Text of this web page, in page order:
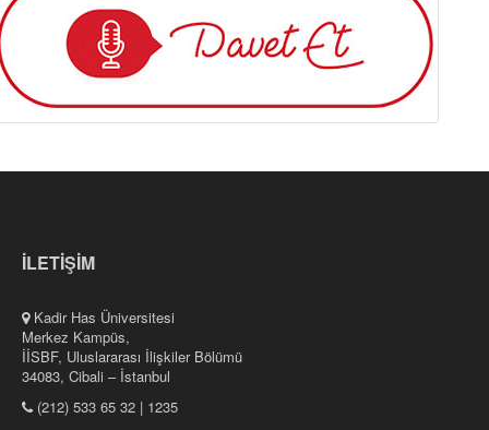
İLETİŞİM
Kadir Has Üniversitesi
Merkez Kampüs,
İİSBF, Uluslararası İlişkiler Bölümü
34083, Cibali – İstanbul
(212) 533 65 32 | 1235